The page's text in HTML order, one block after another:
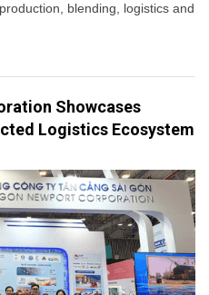
blending, logistics and
Showcases
Logistics Ecosystem